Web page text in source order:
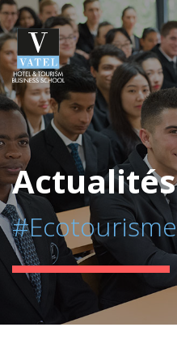
Actualités
#Ecotourisme